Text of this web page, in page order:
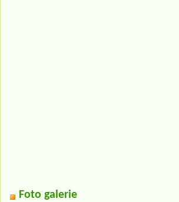
Foto galerie